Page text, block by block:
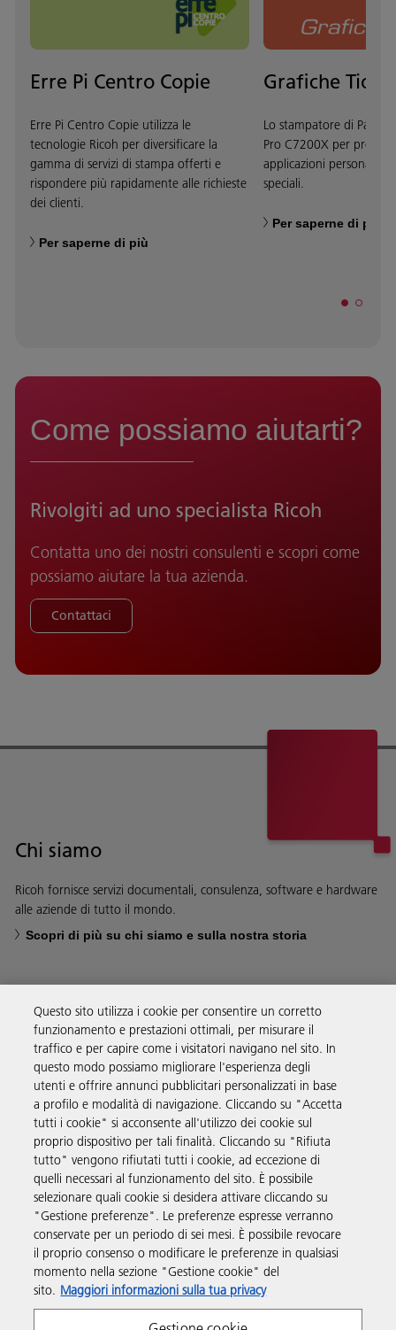
Erre Pi Centro Copie
Erre Pi Centro Copie utilizza le
tecnologie Ricoh per diversificare la
gamma di servizi di stampa offerti e
rispondere più rapidamente alle richieste
dei clienti.
Per saperne di più
Grafiche
Lo stampatore di
Pro C7200X per
applicazioni
speciali.
Per saperne di più
Come possiamo aiutarti?
Rivolgiti ad uno specialista Ricoh
Contatta uno dei nostri consulenti e scopri come
possiamo aiutare la tua azienda.
Contattaci
Chi siamo
Ricoh fornisce servizi documentali, consulenza, software e hardware
alle aziende di tutto il mondo.
Scopri di più su chi siamo e sulla nostra storia
Soluzioni
Prodotti e servizi
Supporto
Link utili
Seguici sui social
Questo sito utilizza i cookie per consentire un corretto
funzionamento e prestazioni ottimali, per misurare il
traffico e per capire come i visitatori navigano nel sito. In
questo modo possiamo migliorare l'esperienza degli
utenti e offrire annunci pubblicitari personalizzati in base
a profilo e modalità di navigazione. Cliccando su "Accetta
tutti i cookie" si acconsente all'utilizzo dei cookie sul
proprio dispositivo per tali finalità. Cliccando su "Rifiuta
tutto" vengono rifiutati tutti i cookie, ad eccezione di
quelli necessari al funzionamento del sito. È possibile
selezionare quali cookie si desidera attivare cliccando su
"Gestione preferenze". Le preferenze espresse verranno
conservate per un periodo di sei mesi. È possibile revocare
il proprio consenso o modificare le preferenze in qualsiasi
momento nella sezione "Gestione cookie" del
sito. Maggiori informazioni sulla tua privacy